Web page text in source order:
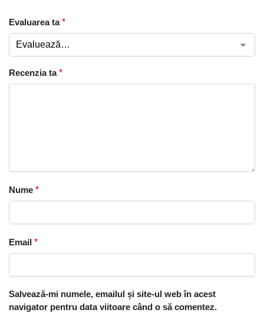
Evaluarea ta*
Recenzia ta*
Nume *
Email *
Salvează-mi numele, emailul și site-ul web în acest
navigator pentru data viitoare când o să comentez.